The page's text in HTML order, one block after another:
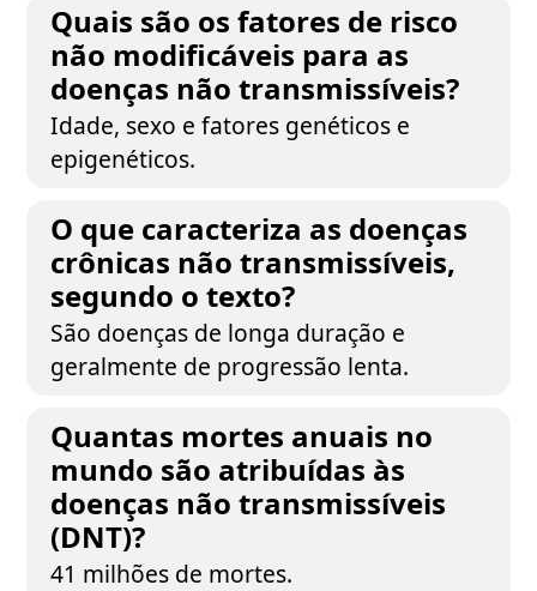
Quais são os fatores de risco
não modificáveis para as
doenças não transmissíveis?
Idade, sexo e fatores genéticos e
epigenéticos.
O que caracteriza as doenças
crônicas não transmissíveis,
segundo o texto?
São doenças de longa duração e
geralmente de progressão lenta.
Quantas mortes anuais no
mundo são atribuídas às
doenças não transmissíveis
(DNT)?
41 milhões de mortes.